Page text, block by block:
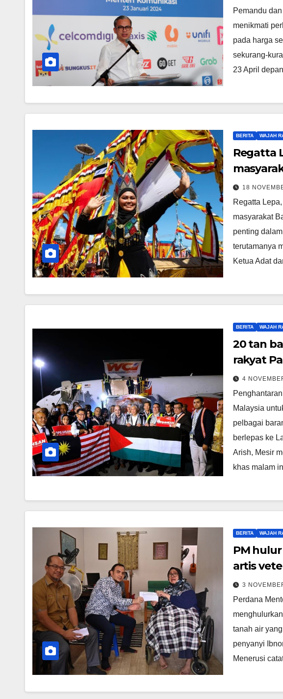
Pemandu
menikmati
pada harga
sekurang-
23 April
BERITA WAJAH
Regatta
18
Regatta
masyarakat
penting
terutamanya
Ketua Adat
BERITA WAJAH
20 tan
rakyat
berlepas
4
Malaysia
pelbagai
berlepas ke
Arish, Mesir
khas malam
BERITA WAJAH
PM
artis
3
Perdana
tanah air
penyanyi
Menerusi